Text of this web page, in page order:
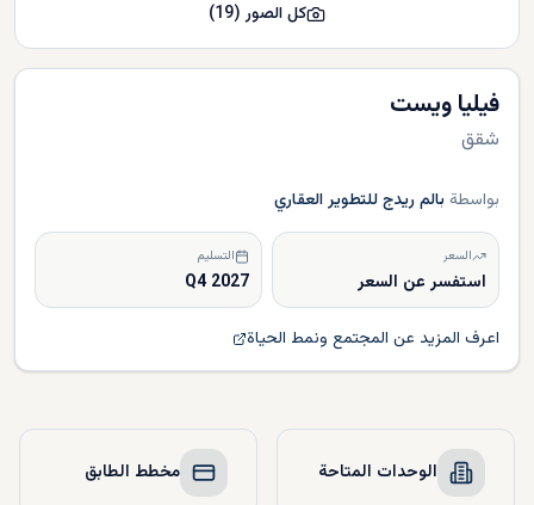
فيليا ويست
شقق
بواسطة بالم ريدج للتطوير العقاري
السعر
استفسر عن السعر
التسليم
Q4 2027
اعرف المزيد عن المجتمع ونمط الحياة
كل الصور(
19
)
الوحدات المتاحة مخطط الطابق